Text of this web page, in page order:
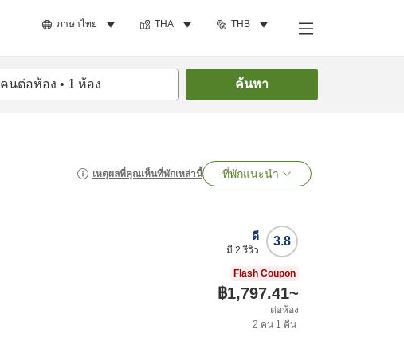
ภาษาไทย THA THB
คนต่อห้อง • 1 ห้อง ค้นหา
เหตุผลที่คุณเห็นที่พักเหล่านี้ ที่พักแนะนำ
3.8
ดี
มี 2 รีวิว
Flash Coupon
฿1,797.41~
ต่อห้อง
2 คน 1 คืน